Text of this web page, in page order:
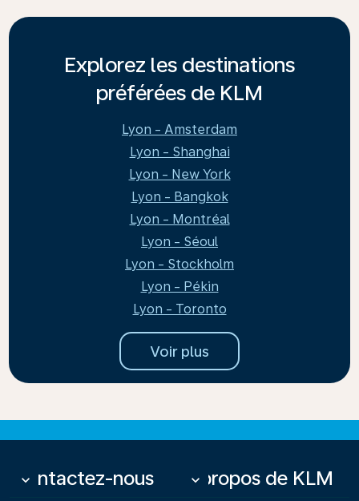
Explorez les destinations
préférées de KLM
Lyon - Amsterdam
Lyon - Shanghai
Lyon - New York
Lyon - Bangkok
Lyon - Montréal
Lyon - Séoul
Lyon - Stockholm
Lyon - Pékin
Lyon - Toronto
Voir plus
Contactez-nous
keyboard_arrow_down À propos de KLM
keyboard_arrow_down